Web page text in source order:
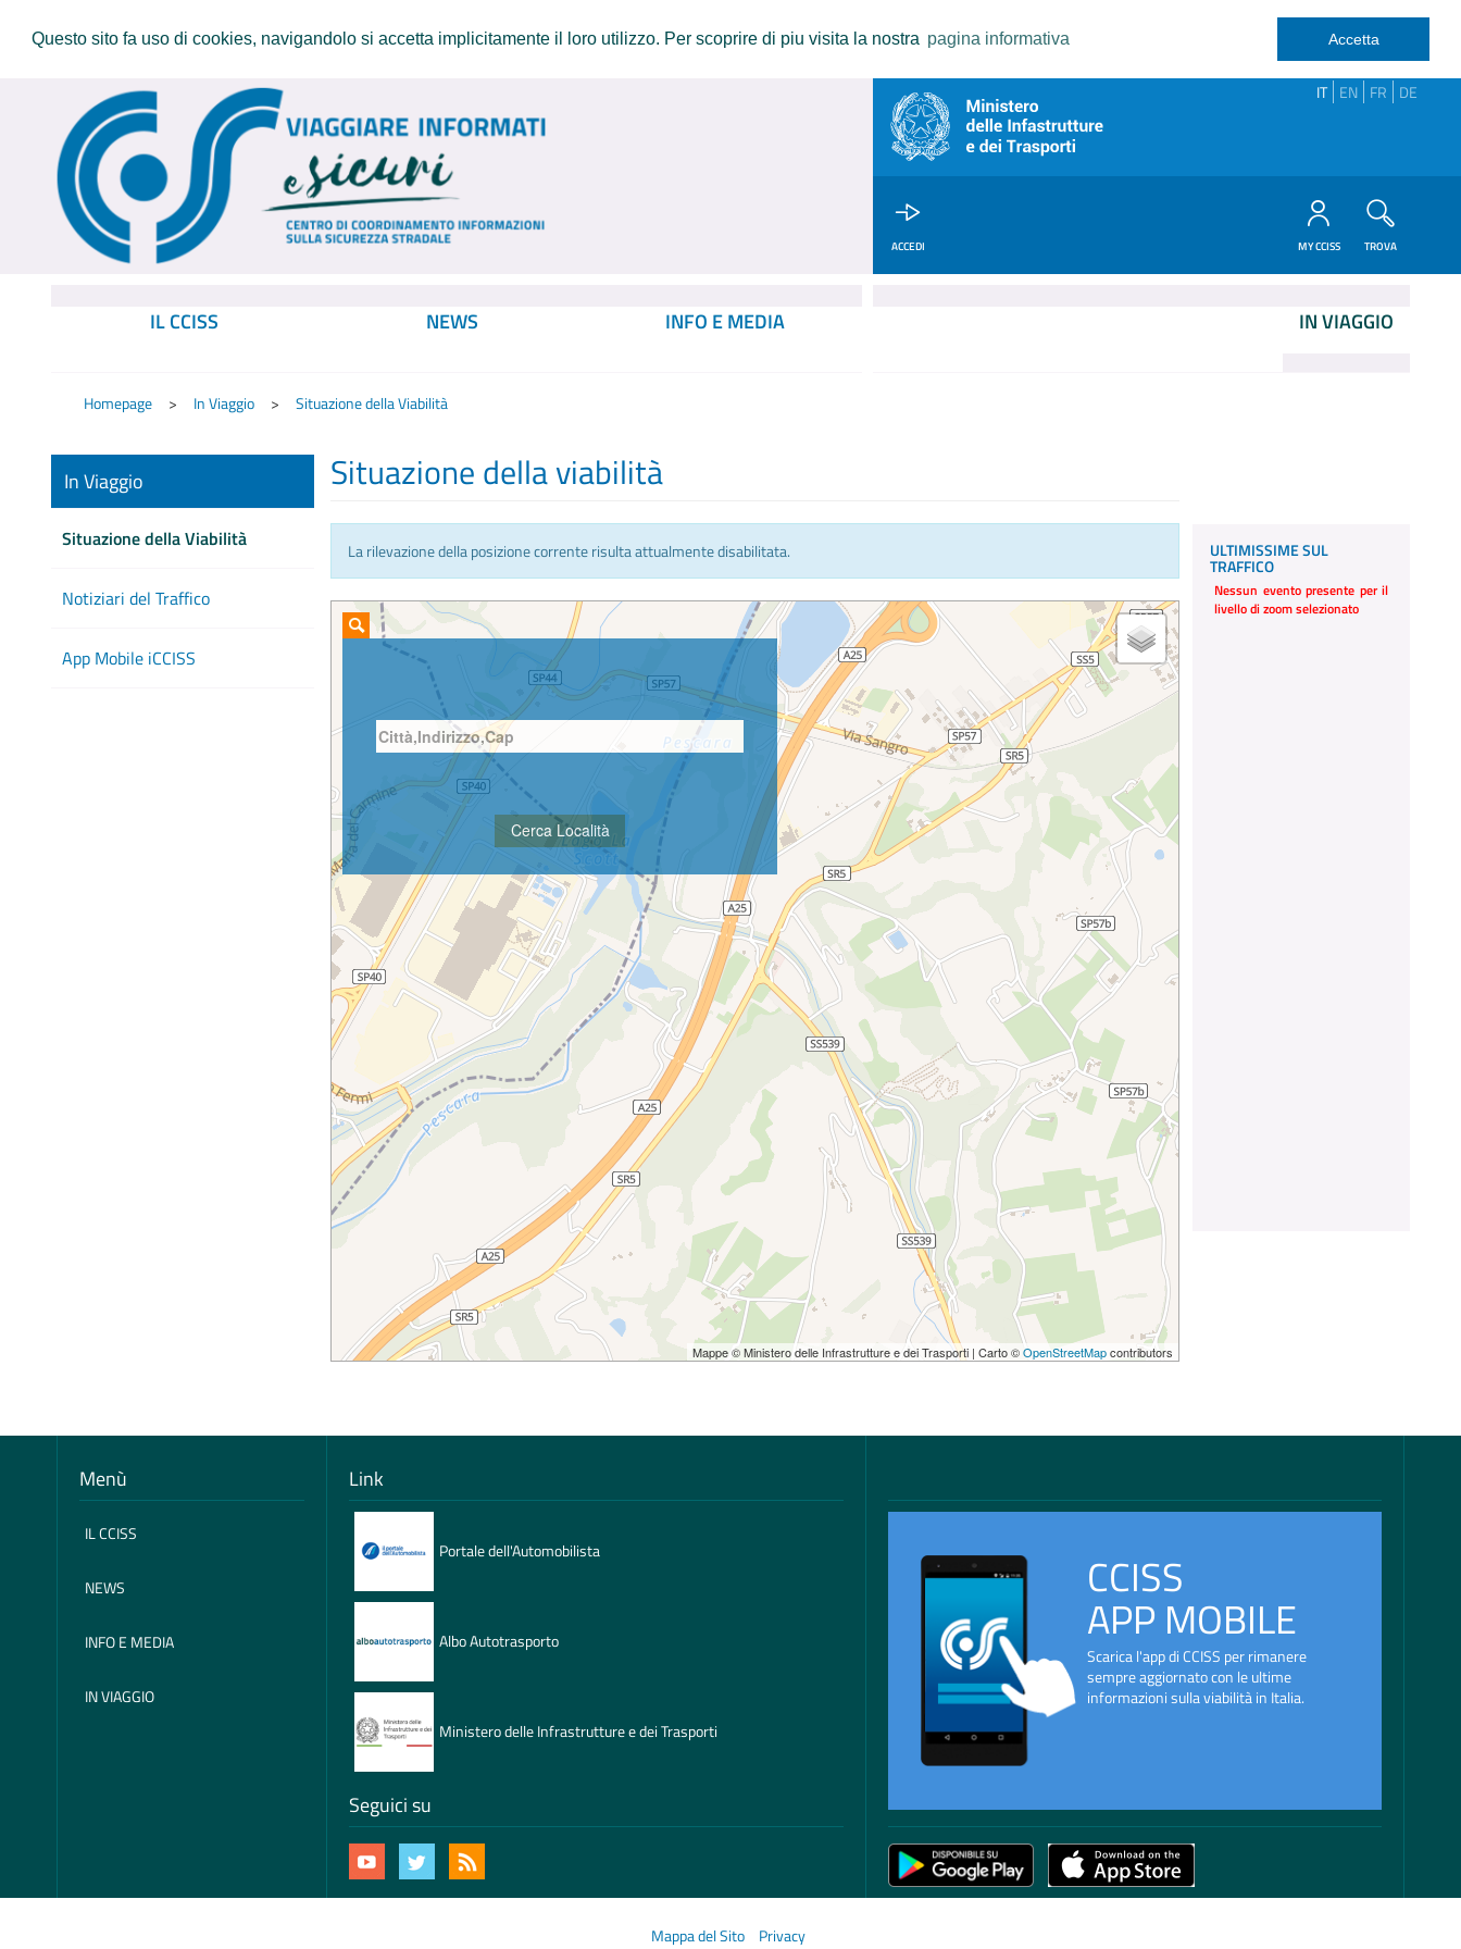
Questo sito fa uso di cookies, navigandolo si accetta implicitamente il loro utilizzo. Per scoprire di piu visita la nostra pagina informativa Accetta
IT EN FR DE
ACCEDI MY CCISS TROVA
IL CCISS NEWS INFO E MEDIA IN VIAGGIO
Homepage In Viaggio Situazione della Viabilità
In Viaggio
Situazione della Viabilità
Notiziari del Traffico
App Mobile iCCISS
Situazione della viabilità
La rilevazione della posizione corrente risulta attualmente disabilitata.
Mappe © Ministero delle Infrastrutture e dei Trasporti | Carto ©OpenStreetMapcontributors
ULTIMISSIME SUL
TRAFFICO
Nessun evento presente per il
livello di zoom selezionato
Menù
IL CCISS
NEWS
INFO E MEDIA
IN VIAGGIO
Link
Portale dell'Automobilista
Albo Autotrasporto
Ministero delle Infrastrutture e dei Trasporti
Seguici su
CCISS
APP MOBILE
Scarica l'app di CCISS per rimanere
sempre aggiornato con le ultime
informazioni sulla viabilità in Italia.
Mappa del Sito Privacy